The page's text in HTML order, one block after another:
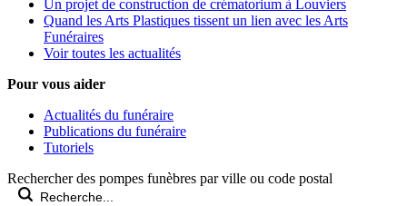
Un projet de construction de crématorium à Louviers
Quand les Arts Plastiques tissent un lien avec les Arts
Funéraires
Voir toutes les actualités
Pour vous aider
Actualités du funéraire
Publications du funéraire
Tutoriels
Rechercher des pompes funèbres par ville ou code postal